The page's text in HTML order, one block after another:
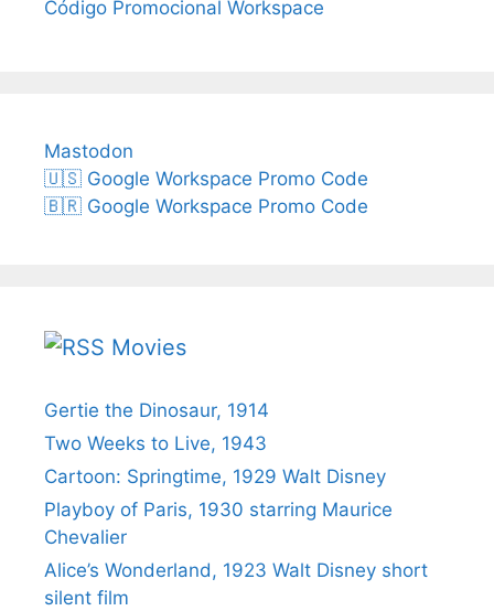
Código Promocional Workspace
Mastodon
🇺🇸 Google Workspace Promo Code
🇧🇷 Google Workspace Promo Code
Movies
Gertie the Dinosaur, 1914
Two Weeks to Live, 1943
Cartoon: Springtime, 1929 Walt Disney
Playboy of Paris, 1930 starring Maurice
Chevalier
Alice’s Wonderland, 1923 Walt Disney short
silent film